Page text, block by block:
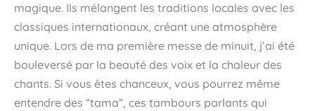
magique. Ils mélangent les traditions locales avec les
classiques internationaux, créant une atmosphère
unique. Lors de ma première messe de minuit, j’ai été
bouleversé par la beauté des voix et la chaleur des
chants. Si vous êtes chanceux, vous pourrez même
entendre des “tama”, ces tambours parlants qui